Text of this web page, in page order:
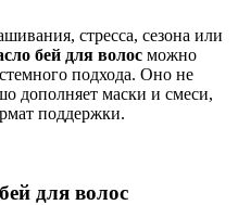
стресса, сезона или
бей для волос можно
подхода. Оно не
дополняет маски и смеси,
поддержки.
для волос